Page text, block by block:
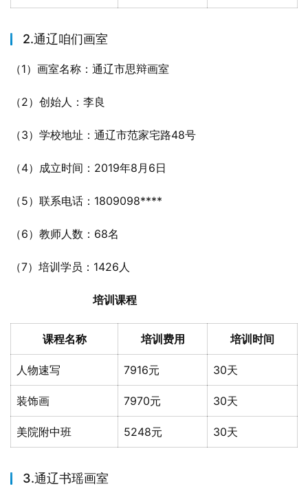
2.通辽咱们画室
（1）画室名称：通辽市思辩画室
（2）创始人：李良
（3）学校地址：通辽市范家宅路48号
（4）成立时间：2019年8月6日
（5）联系电话：1809098****
（6）教师人数：68名
（7）培训学员：1426人
培训课程
课程名称 培训费用 培训时间
人物速写 7916元 30天
装饰画 7970元 30天
美院附中班 5248元 30天
3.通辽书瑶画室